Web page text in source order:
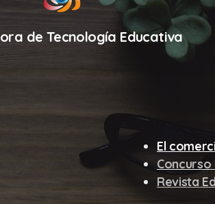
de Tecnología Educativa
El
Concurso
Revista